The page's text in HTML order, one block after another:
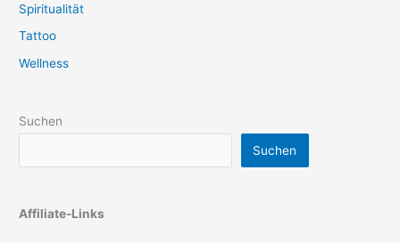
Spiritualität
Tattoo
Wellness
Suchen
Suchen
Affiliate-Links